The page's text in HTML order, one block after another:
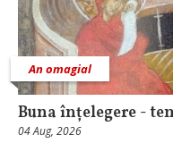
An omagial
Buna înțelegere -
04 Aug, 2026